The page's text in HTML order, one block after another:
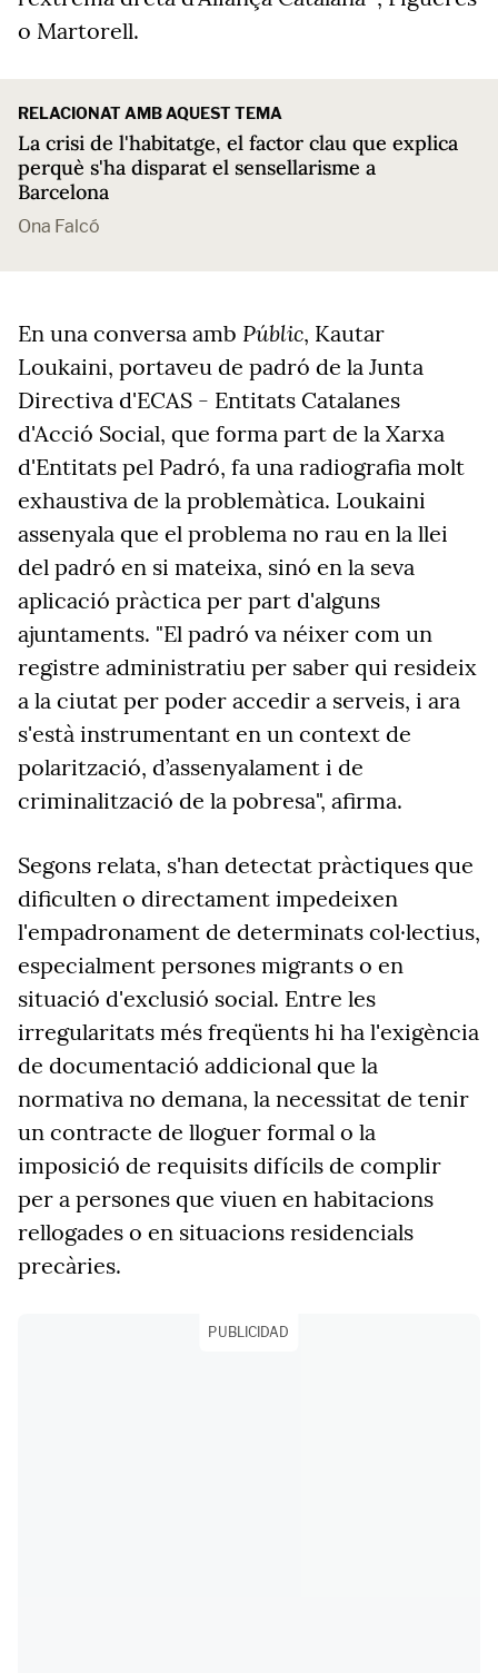
o Martorell.
RELACIONAT AMB AQUEST TEMA
La crisi de l'habitatge, el factor clau que explica
perquè s'ha disparat el sensellarisme a
Barcelona
Ona Falcó
En una conversa amb Públic, Kautar
Loukaini, portaveu de padró de la Junta
Directiva d'ECAS - Entitats Catalanes
d'Acció Social, que forma part de la Xarxa
d'Entitats pel Padró, fa una radiografia molt
exhaustiva de la problemàtica. Loukaini
assenyala que el problema no rau en la llei
del padró en si mateixa, sinó en la seva
aplicació pràctica per part d'alguns
ajuntaments. "El padró va néixer com un
registre administratiu per saber qui resideix
a la ciutat per poder accedir a serveis, i ara
s'està instrumentant en un context de
polarització, d’assenyalament i de
criminalització de la pobresa", afirma.
Segons relata, s'han detectat pràctiques que
dificulten o directament impedeixen
l'empadronament de determinats col·lectius,
especialment persones migrants o en
situació d'exclusió social. Entre les
irregularitats més freqüents hi ha l'exigència
de documentació addicional que la
normativa no demana, la necessitat de tenir
un contracte de lloguer formal o la
imposició de requisits difícils de complir
per a persones que viuen en habitacions
rellogades o en situacions residencials
precàries.
PUBLICIDAD